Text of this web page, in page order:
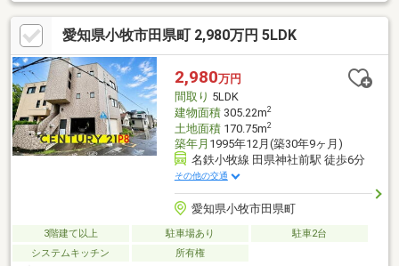
愛知県小牧市田県町 2,980万円 5LDK
2,980万円
間取り 5LDK
建物面積305.22m2
土地面積170.75m2
築年月 1995年12月(築30年9ヶ月)
名鉄小牧線 田県神社前駅 徒歩6分
その他の交通
愛知県小牧市田県町
3階建て以上 駐車場あり
駐車2台
システムキッチン
所有権